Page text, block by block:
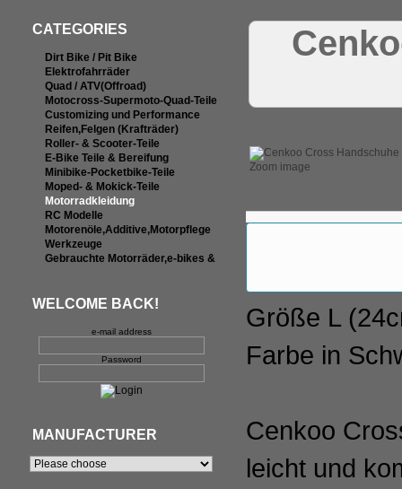
Zoom image
Größe L
Farbe in
Cenkoo
leicht und
CATEGORIES
Dirt Bike / Pit Bike
Elektrofahrräder
Quad / ATV(Offroad)
Motocross-Supermoto-Quad-Teile
Customizing und Performance
Reifen,Felgen (Krafträder)
Roller- & Scooter-Teile
E-Bike Teile & Bereifung
Minibike-Pocketbike-Teile
Moped- & Mokick-Teile
Motorradkleidung
RC Modelle
Motorenöle,Additive,Motorpflege
Werkzeuge
Gebrauchte Motorräder,e-bikes &
WELCOME BACK!
e-mail address
Password
MANUFACTURER